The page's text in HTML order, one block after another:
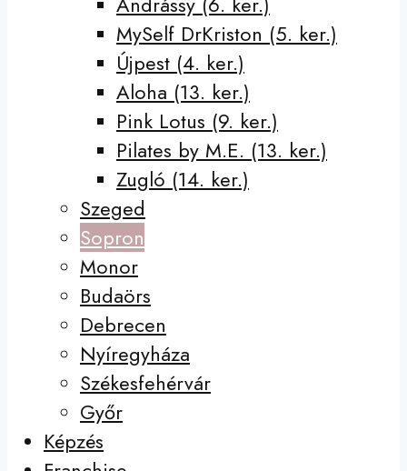
MySelf DrKriston (5. ker.)
Újpest (4. ker.)
Aloha (13. ker.)
Pink Lotus (9. ker.)
Pilates by M.E. (13. ker.)
Zugló (14. ker.)
Szeged
Sopron
Monor
Budaörs
Debrecen
Nyíregyháza
Székesfehérvár
Győr
Képzés